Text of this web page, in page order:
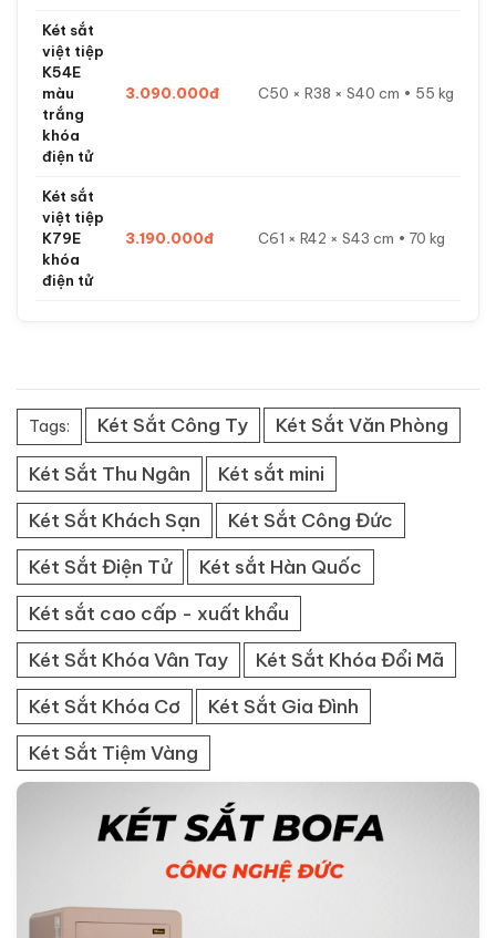
Két sắt
việt tiệp
K54E
màu
trắng
khóa
điện tử
3.090.000đ C50 × R38 × S40 cm • 55 kg
Két sắt
việt tiệp
K79E
khóa
điện tử
3.190.000đ C61 × R42 × S43 cm • 70 kg
Tags: Két Sắt Công Ty
Két Sắt Văn Phòng
Két Sắt Thu Ngân
Két sắt mini
Két Sắt Khách Sạn
Két Sắt Công Đức
Két Sắt Điện Tử
Két sắt Hàn Quốc
Két sắt cao cấp - xuất khẩu
Két Sắt Khóa Vân Tay
Két Sắt Khóa Đổi Mã
Két Sắt Khóa Cơ
Két Sắt Gia Đình
Két Sắt Tiệm Vàng